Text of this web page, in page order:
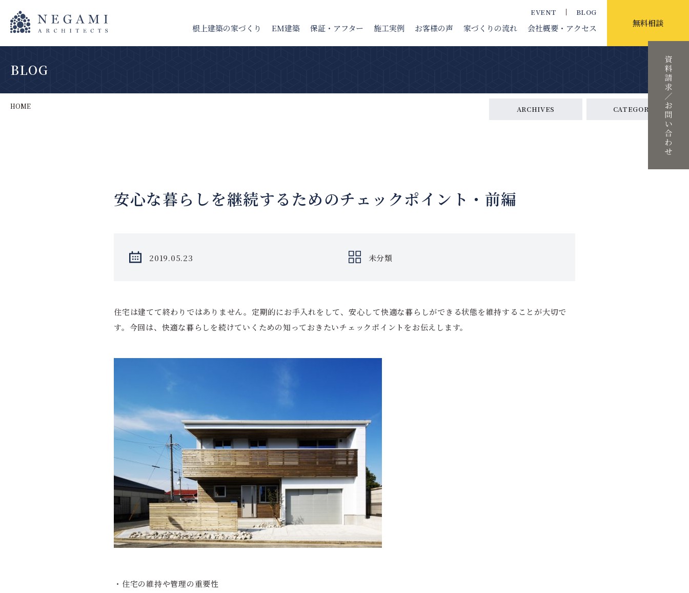
根上建築の家づくり EM建築 保証・アフター 施工実例 お客様の声 家づくりの流れ 会社概要 ・アクセス
EVENT BLOG
無料相談
BLOG
HOME ARCHIVES CATEGORY
安心な暮らしを継続するためのチェックポイント・前編
2019.05.23 未分類
住宅は建てて終わりではありません。定期的にお手入れをして、安心して快適な暮らしができる状態を維持することが大切で
す。今回は、快適な暮らしを続けていくための知っておきたいチェックポイントをお伝えします。
・住宅の維持や管理の重要性